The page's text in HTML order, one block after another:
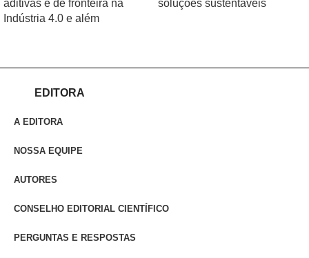
aditivas e de fronteira na
Indústria 4.0 e além
soluções sustentáveis
EDITORA
A EDITORA
NOSSA EQUIPE
AUTORES
CONSELHO EDITORIAL CIENTÍFICO
PERGUNTAS E RESPOSTAS